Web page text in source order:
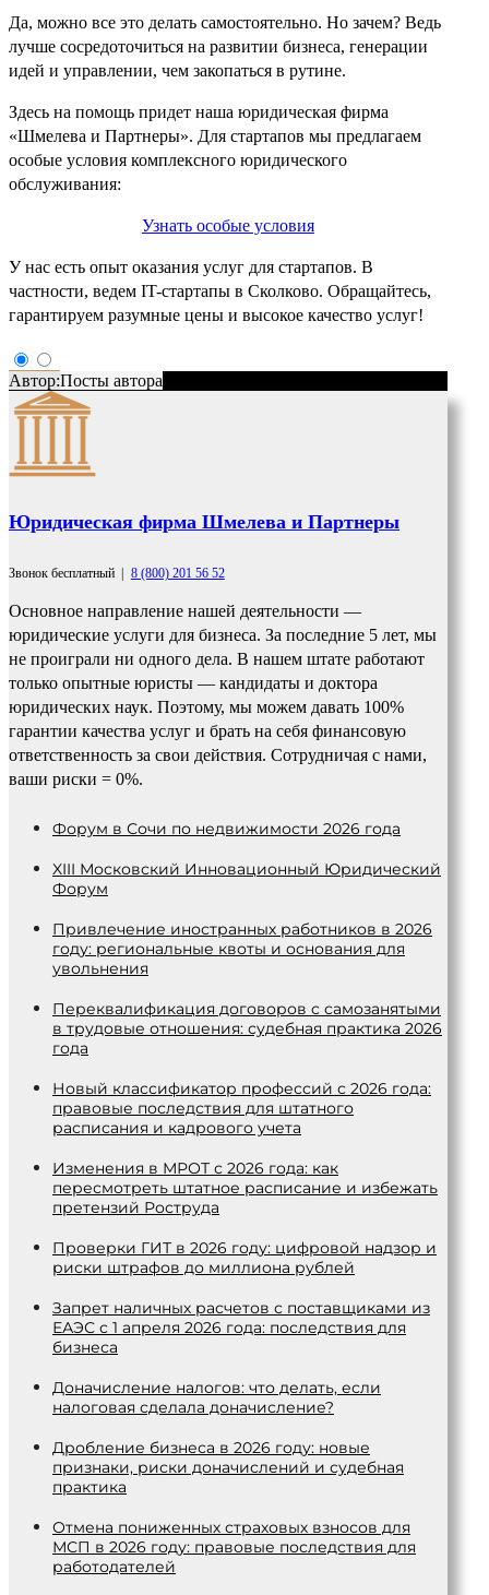
Да, можно все это делать самостоятельно. Но зачем? Ведь
лучше сосредоточиться на развитии бизнеса, генерации
идей и управлении, чем закопаться в рутине.
Здесь на помощь придет наша юридическая фирма
«Шмелева и Партнеры». Для стартапов мы предлагаем
особые условия комплексного юридического
обслуживания:
Узнать особые условия
У нас есть опыт оказания услуг для стартапов. В
частности, ведем IT-стартапы в Сколково. Обращайтесь,
гарантируем разумные цены и высокое качество услуг!
Автор:Посты автора
Юридическая фирма Шмелева и Партнеры
Звонок бесплатный | 8 (800) 201 56 52
Основное направление нашей деятельности —
юридические услуги для бизнеса. За последние 5 лет, мы
не проиграли ни одного дела. В нашем штате работают
только опытные юристы — кандидаты и доктора
юридических наук. Поэтому, мы можем давать 100%
гарантии качества услуг и брать на себя финансовую
ответственность за свои действия. Сотрудничая с нами,
ваши риски = 0%.
Форум в Сочи по недвижимости 2026 года
XIII Московский Инновационный Юридический
Форум
Привлечение иностранных работников в 2026
году: региональные квоты и основания для
увольнения
Переквалификация договоров с самозанятыми
в трудовые отношения: судебная практика 2026
года
Новый классификатор профессий с 2026 года:
правовые последствия для штатного
расписания и кадрового учета
Изменения в МРОТ с 2026 года: как
пересмотреть штатное расписание и избежать
претензий Роструда
Проверки ГИТ в 2026 году: цифровой надзор и
риски штрафов до миллиона рублей
Запрет наличных расчетов с поставщиками из
ЕАЭС с 1 апреля 2026 года: последствия для
бизнеса
Доначисление налогов: что делать, если
налоговая сделала доначисление?
Дробление бизнеса в 2026 году: новые
признаки, риски доначислений и судебная
практика
Отмена пониженных страховых взносов для
МСП в 2026 году: правовые последствия для
работодателей